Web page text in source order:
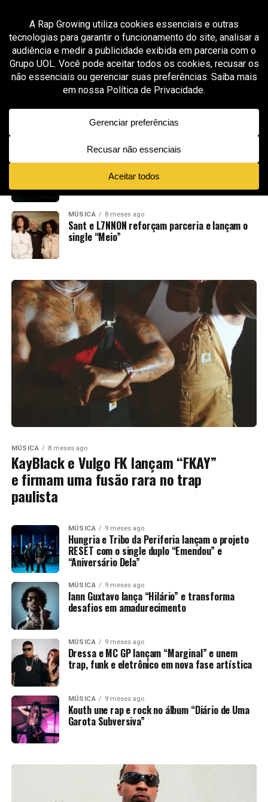
MÚSICA
Fontes retorna ao trap com vivências do
Jardim Brasil no single “Como Assim?”
“Efeito Borboleta”: Dressa lança primeiro
álbum solo da carreira e marca virada
no single “Sexto Sentido”
MÚSICA 8 meses ago
Sant e L7NNON reforçam parceria e lançam o
single “Meio”
MÚSICA 8 meses ago
KayBlack e Vulgo FK lançam “FKAY”
e firmam uma fusão rara no trap
paulista
MÚSICA 9 meses ago
Hungria e Tribo da Periferia lançam o projeto
RESET com o single duplo “Emendou” e
“Aniversário Dela”
MÚSICA 9 meses ago
Iann Guxtavo lança “Hilário” e transforma
desafios em amadurecimento
MÚSICA 9 meses ago
Dressa e MC GP lançam “Marginal” e unem
trap, funk e eletrônico em nova fase artística
MÚSICA 9 meses ago
Kouth une rap e rock no álbum “Diário de Uma
Garota Subversiva”